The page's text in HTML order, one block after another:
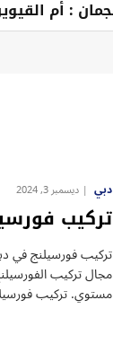
دبي ديسمبر 3, 2024
تركيب
تركيب فورسيلنج في
مجال تركيب
مستوي. تركيب